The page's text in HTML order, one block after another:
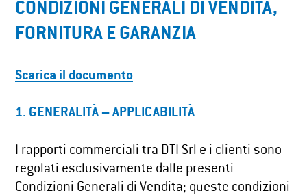
CONDIZIONI GENERALI DI VENDITA,
FORNITURA E GARANZIA
Scarica il documento
1. GENERALITÀ – APPLICABILITÀ
I rapporti commerciali tra DTI Srl e i clienti sono
regolati esclusivamente dalle presenti
Condizioni Generali di Vendita; queste condizioni